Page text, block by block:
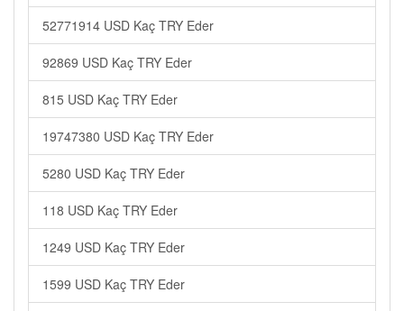
52771914 USD Kaç TRY Eder
92869 USD Kaç TRY Eder
815 USD Kaç TRY Eder
19747380 USD Kaç TRY Eder
5280 USD Kaç TRY Eder
118 USD Kaç TRY Eder
1249 USD Kaç TRY Eder
1599 USD Kaç TRY Eder